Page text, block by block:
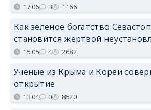
17:06 3 1166
Как зелёное богатство
становится жертвой
15:05 4 2682
Учёные из Крыма и Кореи
открытие
13:04 0 8520